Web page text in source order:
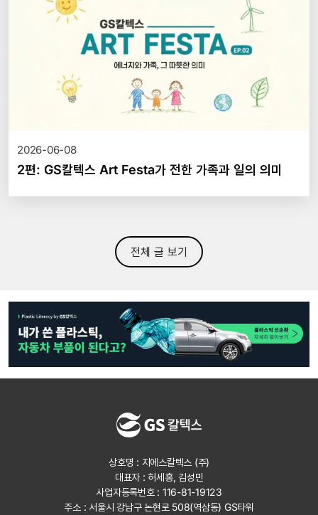
2026-06-08
2편: GS칼텍스 Art Festa가 전한 가족과 일의 의미
전체 글 보기
상호명 : 지에스칼텍스 (주)
대표자 : 허세홍, 김성민
사업자등록번호 : 116-81-19123
주소 : 서울시 강남구 논현로 508(역삼동) GS타워